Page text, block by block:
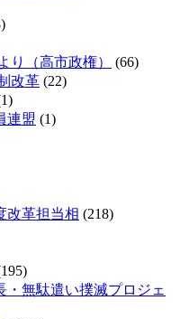
り（高市政権）
(66)
改革 (22)
連盟 (1)
改革担当相 (218)
・無駄遣い撲滅プロジェ